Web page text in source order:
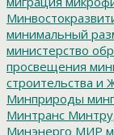
минимальный
министерство
просвещения
строительства и
Минприроды
Минтранс
Минэнерго МИР